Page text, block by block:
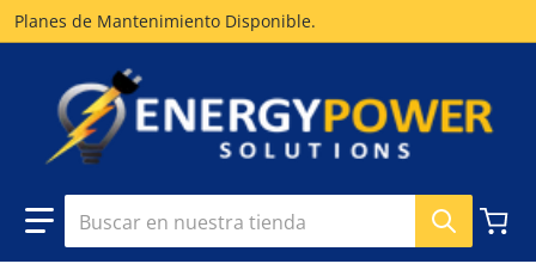
Planes de Mantenimiento Disponible.
Buscar en nuestra tienda